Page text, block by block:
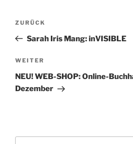
Beitragsnavigation
Vorheriger
Beitrag
ZURÜCK
Sarah Iris Mang: inVISIBLE
Nächster
Beitrag
WEITER
NEU! WEB-SHOP: Online-
Dezember